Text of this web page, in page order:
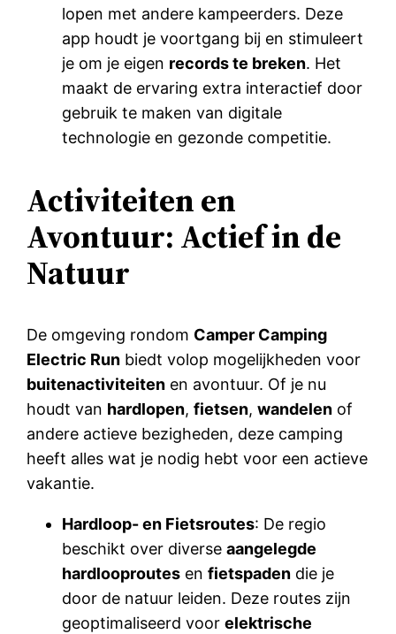
lopen met andere kampeerders. Deze
app houdt je voortgang bij en stimuleert
je om je eigen records te breken. Het
maakt de ervaring extra interactief door
gebruik te maken van digitale
technologie en gezonde competitie.
Activiteiten en
Avontuur: Actief in de
Natuur
De omgeving rondom Camper Camping
Electric Run biedt volop mogelijkheden voor
buitenactiviteiten en avontuur. Of je nu
houdt van hardlopen,fietsen,wandelen of
andere actieve bezigheden, deze camping
heeft alles wat je nodig hebt voor een actieve
vakantie.
Hardloop- en Fietsroutes: De regio
beschikt over diverseaangelegde
hardlooproutes enfietspaden die je
door de natuur leiden. Deze routes zijn
geoptimaliseerd voorelektrische